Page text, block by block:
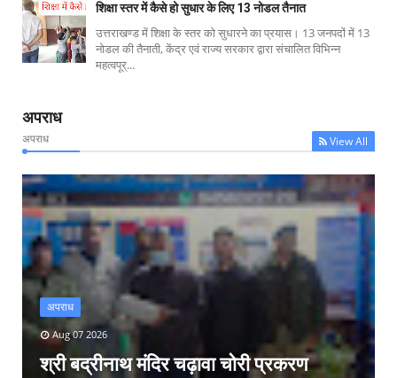
शिक्षा स्तर में कैसे हो सुधार के लिए 13 नोडल तैनात
उत्तराखण्ड में शिक्षा के स्तर को सुधारने का प्रयास। 13 जनपदों में 13
नोडल की तैनाती, केंद्र एवं राज्य सरकार द्वारा संचालित विभिन्न
महत्वपूर्...
अपराध
अपराध View All
अपराध
Aug 07 2026
श्री बद्रीनाथ मंदिर चढ़ावा चोरी प्रकरण